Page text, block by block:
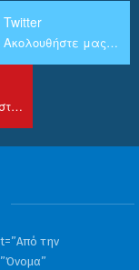
Twitter
Ακολουθήστε μας στο Twitter
Το κανάλι μας στο Youtube
την